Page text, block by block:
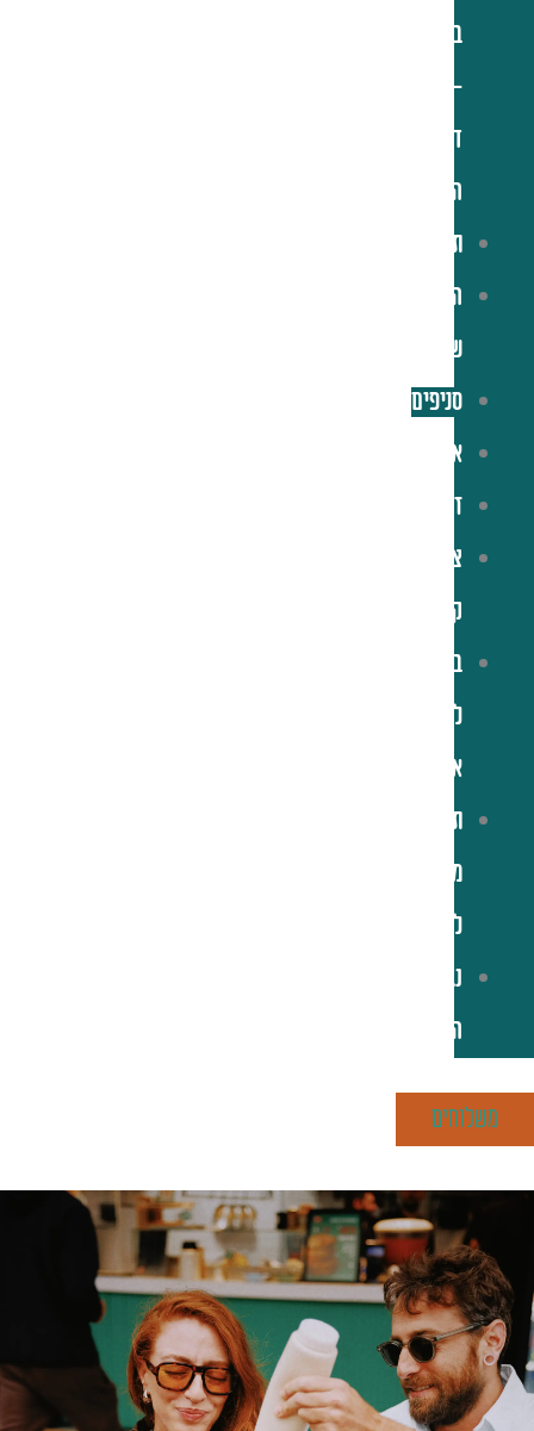
בריבוע
–
דף
הבית
תפריט
הסיפור
שלנו
סניפים
אירועים
זכיינות
צרו
קשר
בואו
לעבוד
איתנו
תקנון
מועדון
לקוחות
נגישות
הסניפים
משלוחים